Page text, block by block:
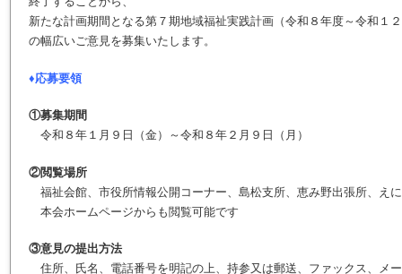
新たな計画期間となる第７期地域福祉実践計画（令和８年度～令和１
の幅広いご意見を募集いたします。
♦応募要領
①募集期間
令和８年１月９日（金）～令和８年２月９日（月）
②閲覧場所
福祉会館、市役所情報公開コーナー、島松支所、恵み野出張所、え
本会ホームページからも閲覧可能です
③意見の提出方法
住所、氏名、電話番号を明記の上、持参又は郵送、ファックス、メ